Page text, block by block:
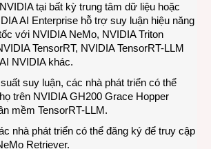
tại bất kỳ trung tâm dữ liệu hoặc
AI Enterprise hỗ trợ suy luận hiệu năng
với NVIDIA NeMo, NVIDIA Triton
TensorRT, NVIDIA TensorRT-LLM
AI NVIDIA khác.
suy luận, các nhà phát triển có thể
trên NVIDIA GH200 Grace Hopper
mềm TensorRT-LLM.
nhà phát triển có thể đăng ký để truy cập
Retriever.